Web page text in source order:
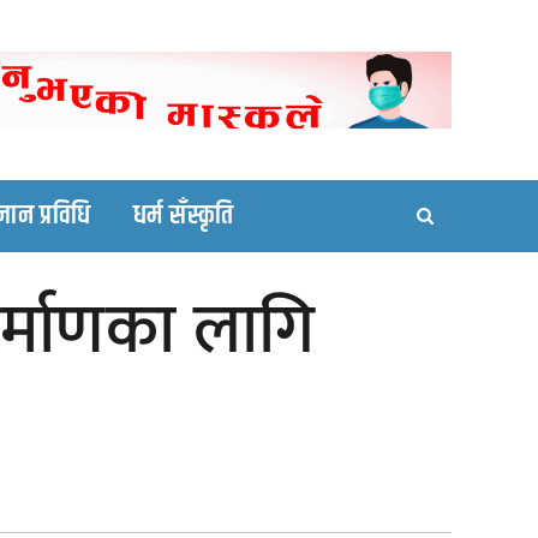
site
प्रविधि धर्म सँस्कृति
लागि